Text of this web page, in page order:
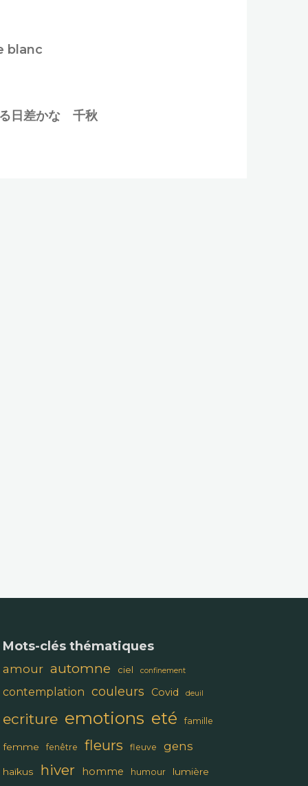
blanc
日差かな 千秋
Mots-clés thématiques
amour automne ciel confinement
contemplation couleurs Covid deuil
ecriture emotions eté famille
femme fenêtre fleurs fleuve gens
haïkus hiver homme humour lumière